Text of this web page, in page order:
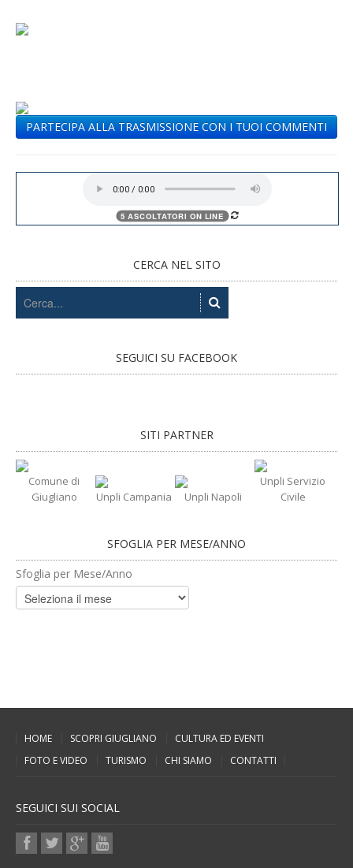
PARTECIPA ALLA TRASMISSIONE CON I TUOI COMMENTI
CERCA NEL SITO
SEGUICI SU FACEBOOK
SITI PARTNER
Comune di
Giugliano
Unpli Campania Unpli Napoli
Unpli Servizio
Civile
SFOGLIA PER MESE/ANNO
Sfoglia per Mese/Anno
HOME SCOPRI GIUGLIANO
CULTURA ED EVENTI
FOTO E VIDEO
TURISMO CHI SIAMO CONTATTI
SEGUICI SUI SOCIAL